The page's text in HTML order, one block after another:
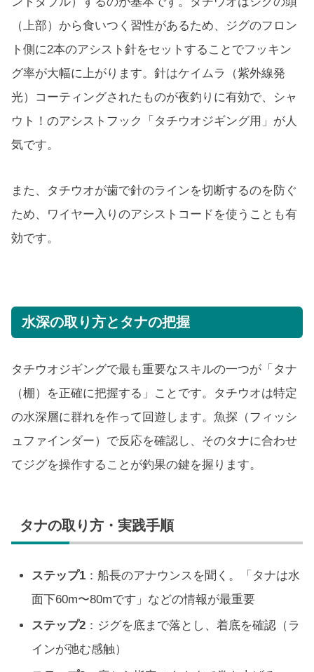
（上部）から食いつく習性があるため、ジグのフロン
ト側に2本のアシスト針をセットすることでフッキン
グ率が大幅に上がります。針はケイムラ（紫外線発
光）コーティングされたものが夜釣りに有効で、シャ
ウト！のアシストフック「タチウオジギング用」が人
気です。
また、タチウオが歯で針のラインを切断するのを防ぐ
ため、ワイヤー入りのアシストコードを使うことも有
効です。
水深の取り方とタナの把握
タチウオジギングで最も重要なスキルの一つが「タナ
（棚）を正確に把握する」ことです。タチウオは特定
の水深層に群れを作って回遊します。魚探（フィッシ
ュファインダー）で反応を確認し、そのタナに合わせ
てジグを操作することが釣果の鍵を握ります。
タナの取り方・実践手順
ステップ1 ：船長のアナウンスを聞く。「タナは水
面下60m〜80mです」などの情報が最重要
ステップ2 ：ジグを底まで落とし、着底を確認（ラ
インが弛む感触）